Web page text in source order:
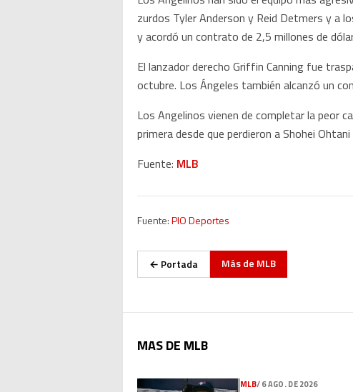
zurdos Tyler Anderson y Reid Detmers y a
y acordó un contrato de 2,5 millones de
El lanzador derecho Griffin Canning fue
octubre. Los Ángeles también alcanzó un
Los Angelinos vienen de completar la peor
primera desde que perdieron a Shohei
Fuente: MLB
Fuente:PIO Deportes
← Portada Más de MLB
MAS DE MLB
MLB/6 AGO. DE 2026